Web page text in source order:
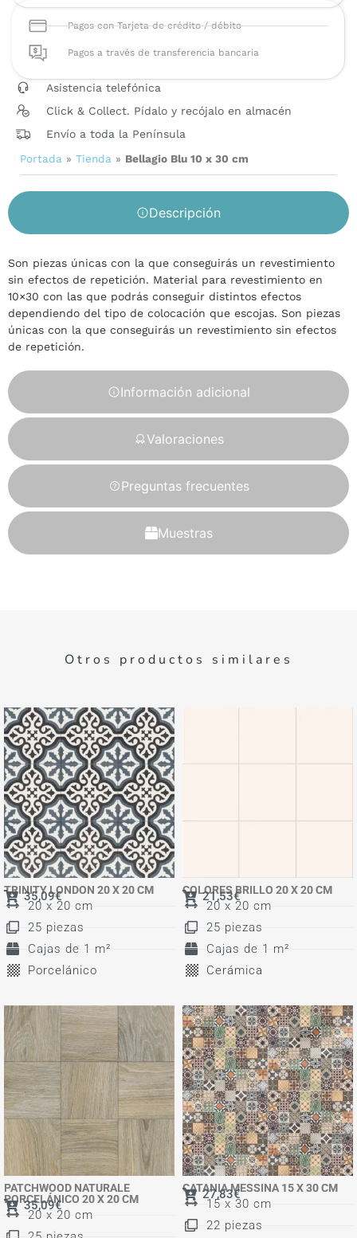
Pagos con Tarjeta de crédito / débito
Pagos a través de transferencia bancaria
Asistencia telefónica
Click & Collect. Pídalo y recójalo en almacén
Envío a toda la Península
Portada » Tienda » Bellagio Blu 10 x 30 cm
Descripción
Información adicional
Valoraciones
Preguntas frecuentes
Muestras
Son piezas únicas con la que conseguirás un revestimiento
sin efectos de repetición. Material para revestimiento en
10×30 con las que podrás conseguir distintos efectos
dependiendo del tipo de colocación que escojas. Son piezas
únicas con la que conseguirás un revestimiento sin efectos
de repetición.
Otros productos similares
TRINITY LONDON 20 X 20 CM
35,09€
20 x 20 cm
25 piezas
Cajas de 1 m²
Porcelánico
COLORES BRILLO 20 X 20 CM
21,53€
20 x 20 cm
25 piezas
Cajas de 1 m²
Cerámica
PATCHWOOD NATURALE
PORCELÁNICO 20 X 20 CM
35,09€
20 x 20 cm
CATANIA MESSINA 15 X 30 CM
27,83€
15 x 30 cm
22 piezas